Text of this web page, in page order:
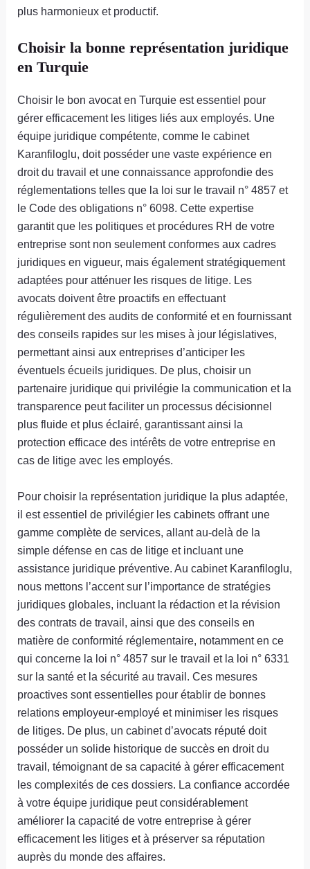
plus harmonieux et productif.
Choisir la bonne représentation juridique
en Turquie
Choisir le bon avocat en Turquie est essentiel pour
gérer efficacement les litiges liés aux employés. Une
équipe juridique compétente, comme le cabinet
Karanfiloglu, doit posséder une vaste expérience en
droit du travail et une connaissance approfondie des
réglementations telles que la loi sur le travail n° 4857 et
le Code des obligations n° 6098. Cette expertise
garantit que les politiques et procédures RH de votre
entreprise sont non seulement conformes aux cadres
juridiques en vigueur, mais également stratégiquement
adaptées pour atténuer les risques de litige. Les
avocats doivent être proactifs en effectuant
régulièrement des audits de conformité et en fournissant
des conseils rapides sur les mises à jour législatives,
permettant ainsi aux entreprises d’anticiper les
éventuels écueils juridiques. De plus, choisir un
partenaire juridique qui privilégie la communication et la
transparence peut faciliter un processus décisionnel
plus fluide et plus éclairé, garantissant ainsi la
protection efficace des intérêts de votre entreprise en
cas de litige avec les employés.
Pour choisir la représentation juridique la plus adaptée,
il est essentiel de privilégier les cabinets offrant une
gamme complète de services, allant au-delà de la
simple défense en cas de litige et incluant une
assistance juridique préventive. Au cabinet Karanfiloglu,
nous mettons l’accent sur l’importance de stratégies
juridiques globales, incluant la rédaction et la révision
des contrats de travail, ainsi que des conseils en
matière de conformité réglementaire, notamment en ce
qui concerne la loi n° 4857 sur le travail et la loi n° 6331
sur la santé et la sécurité au travail. Ces mesures
proactives sont essentielles pour établir de bonnes
relations employeur-employé et minimiser les risques
de litiges. De plus, un cabinet d’avocats réputé doit
posséder un solide historique de succès en droit du
travail, témoignant de sa capacité à gérer efficacement
les complexités de ces dossiers. La confiance accordée
à votre équipe juridique peut considérablement
améliorer la capacité de votre entreprise à gérer
efficacement les litiges et à préserver sa réputation
auprès du monde des affaires.